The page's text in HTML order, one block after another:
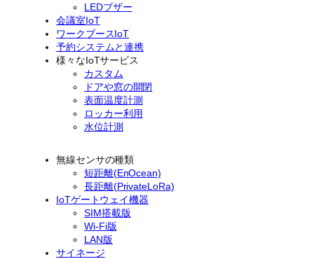
LEDブザー
会議室IoT
ワークブースIoT
予約システムと連携
様々なIoTサービス
カスタム
ドアや窓の開閉
表面温度計測
ロッカー利用
水位計測
無線センサの種類
短距離(EnOcean)
長距離(PrivateLoRa)
IoTゲートウェイ機器
SIM搭載版
Wi-Fi版
LAN版
サイネージ